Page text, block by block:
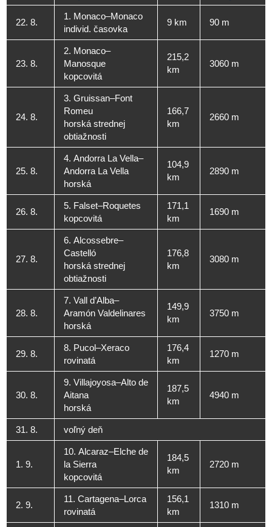
22. 8.
1. Monaco–Monaco
individ. časovka
9 km 90 m
23. 8.
2. Monaco–
Manosque
kopcovitá
215,2
km
3060 m
24. 8.
3. Gruissan–Font
Romeu
horská strednej
obtiažnosti
166,7
km
2660 m
25. 8.
4. Andorra La Vella–
Andorra La Vella
horská
104,9
km
2890 m
26. 8.
5. Falset–Roquetes
kopcovitá
171,1
km
1690 m
27. 8.
6. Alcossebre–
Castelló
horská strednej
obtiažnosti
176,8
km
3080 m
28. 8.
7. Vall d’Alba–
Aramón Valdelinares
horská
149,9
km
3750 m
29. 8.
8. Pucol–Xeraco
rovinatá
176,4
km
1270 m
30. 8.
9. Villajoyosa–Alto de
Aitana
horská
187,5
km
4940 m
31. 8. voľný deň
1. 9.
10. Alcaraz–Elche de
la Sierra
kopcovitá
184,5
km
2720 m
2. 9.
11. Cartagena–Lorca
rovinatá
156,1
km
1310 m